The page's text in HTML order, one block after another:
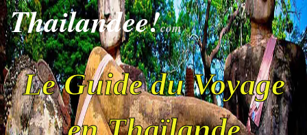
Thailandee!com
Le Guide du Voyage